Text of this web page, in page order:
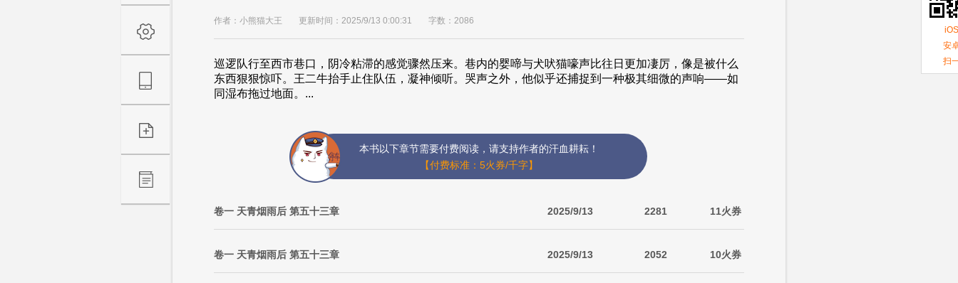
作者：小熊猫大王 更新时间：2025/9/13 0:00:31 字数：2086
巡逻队行至西市巷口，阴冷粘滞的感觉骤然压来。巷内的婴啼与犬吠猫嚎声比往日更加凄厉，像是被什么
东西狠狠惊吓。王二牛抬手止住队伍，凝神倾听。哭声之外，他似乎还捕捉到一种极其细微的声响——如
同湿布拖过地面。...
本书以下章节需要付费阅读，请支持作者的汗血耕耘！
【付费标准：5火券/千字】
卷一 天青烟雨后 第五十三章 2025/9/13 2281 11火券
卷一 天青烟雨后 第五十三章 2025/9/13 2052 10火券
安
扫